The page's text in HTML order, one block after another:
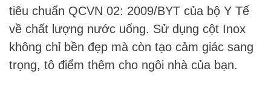
tiêu chuẩn QCVN 02: 2009/BYT của bộ Y Tế
về chất lượng nước uống. Sử dụng cột Inox
không chỉ bền đẹp mà còn tạo cảm giác sang
trọng, tô điểm thêm cho ngôi nhà của bạn.